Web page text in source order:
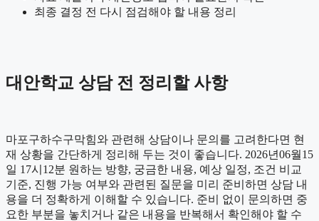
최종 결정 전 다시 점검해야 할 내용 정리
대안학교 상담 전 정리할 사항
마포구하수구막힘와 관련해 상담이나 문의를 고려한다면 현
재 상황을 간단하게 정리해 두는 것이 좋습니다. 2026년06월15
일 17시12분 원하는 방향, 궁금한 내용, 예상 일정, 조건 비교
기준, 진행 가능 여부와 관련된 질문을 미리 준비하면 상담 내
용을 더 정확하게 이해할 수 있습니다. 준비 없이 문의하면 중
요한 부분을 놓치거나 같은 내용을 반복해서 확인해야 할 수